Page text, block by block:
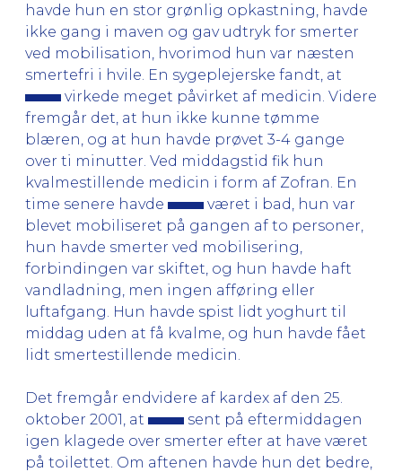
havde hun en stor grønlig opkastning, havde
ikke gang i maven og gav udtryk for smerter
ved mobilisation, hvorimod hun var næsten
smertefri i hvile. En sygeplejerske fandt, at
virkede meget påvirket af medicin. Videre
fremgår det, at hun ikke kunne tømme
blæren, og at hun havde prøvet 3-4 gange
over ti minutter. Ved middagstid fik hun
kvalmestillende medicin i form af Zofran. En
time senere havde
været i bad, hun var
blevet mobiliseret på gangen af to personer,
hun havde smerter ved mobilisering,
forbindingen var skiftet, og hun havde haft
vandladning, men ingen afføring eller
luftafgang. Hun havde spist lidt yoghurt til
middag uden at få kvalme, og hun havde fået
lidt smertestillende medicin.
Det fremgår endvidere af kardex af den 25.
oktober 2001, at
sent på eftermiddagen
igen klagede over smerter efter at have været
på toilettet. Om aftenen havde hun det bedre,